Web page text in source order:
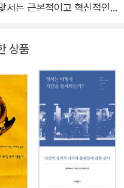
서는 근본적이고 혁신적인
었다. 이 책에서 저자는 ‘시
본주의의 역사와 메커니즘
만 일하게 될 것이라고 예
현재 전세계 연 평균 노동시
은 ‘장시간 노동 국가’ ‘과
여전히 벗어던지지 못했다.
로 일주일에 최대 69시간
상품